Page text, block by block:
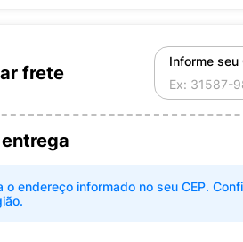
frete
Informe seu
o endereço informado no seu CEP.